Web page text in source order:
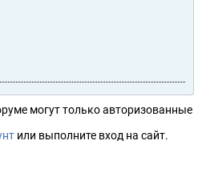
могут только авторизованные
или выполните вход на сайт.